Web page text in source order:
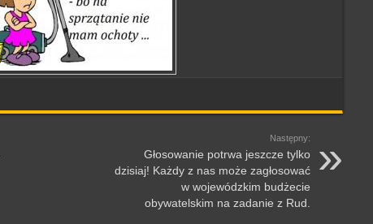
Następny:
Głosowanie potrwa jeszcze tylko
dzisiaj! Każdy z nas może zagłosować
w wojewódzkim budżecie
obywatelskim na zadanie z Rud.